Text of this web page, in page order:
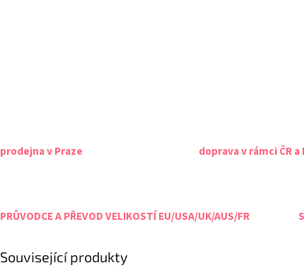
prodejna v Praze doprava v rámci ČR a
PRŮVODCE A PŘEVOD VELIKOSTÍ EU/USA/UK/AUS/FR
Související produkty